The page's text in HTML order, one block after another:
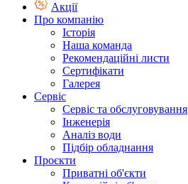
Акції
Про компанію
Історія
Наша команда
Рекомендаційні листи
Сертифікати
Галерея
Сервіс
Сервіс та обслуговування
Інженерія
Аналіз води
Підбір обладнання
Проєкти
Приватні об'єкти